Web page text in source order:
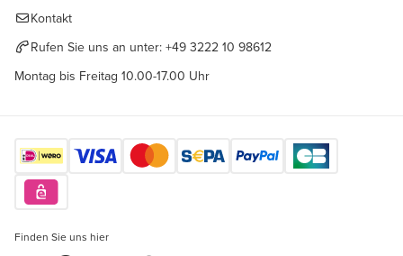
Kontakt
Rufen Sie uns an unter: +49 3222 10 98612
Montag bis Freitag 10.00-17.00 Uhr
Finden Sie uns hier